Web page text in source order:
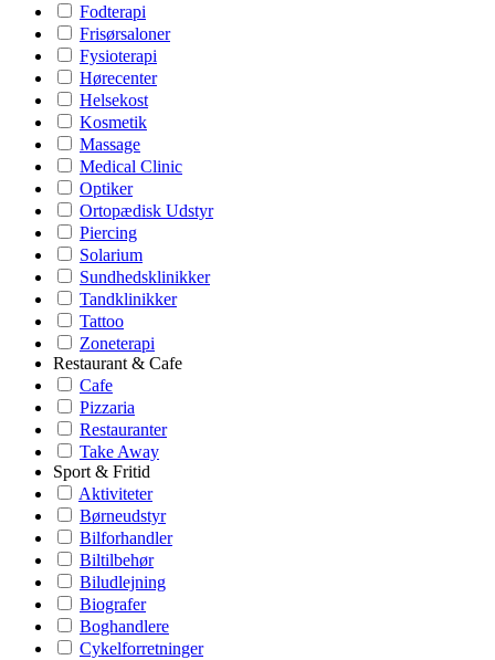
Fodterapi
Frisørsaloner
Fysioterapi
Hørecenter
Helsekost
Kosmetik
Massage
Medical Clinic
Optiker
Ortopædisk Udstyr
Piercing
Solarium
Sundhedsklinikker
Tandklinikker
Tattoo
Zoneterapi
Restaurant & Cafe
Cafe
Pizzaria
Restauranter
Take Away
Sport & Fritid
Aktiviteter
Børneudstyr
Bilforhandler
Biltilbehør
Biludlejning
Biografer
Boghandlere
Cykelforretninger